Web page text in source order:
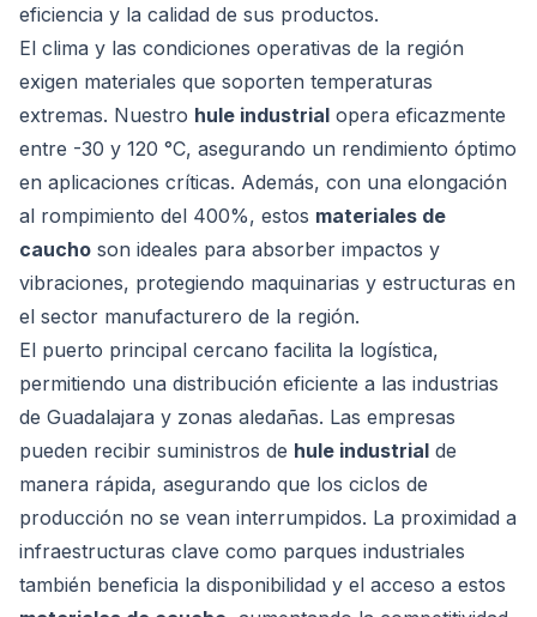
eficiencia y la calidad de sus productos.
El clima y las condiciones operativas de la región
exigen materiales que soporten temperaturas
extremas. Nuestro hule industrial opera eficazmente
entre -30 y 120 °C, asegurando un rendimiento óptimo
en aplicaciones críticas. Además, con una elongación
al rompimiento del 400%, estos materiales de
caucho son ideales para absorber impactos y
vibraciones, protegiendo maquinarias y estructuras en
el sector manufacturero de la región.
El puerto principal cercano facilita la logística,
permitiendo una distribución eficiente a las industrias
de Guadalajara y zonas aledañas. Las empresas
pueden recibir suministros de hule industrial de
manera rápida, asegurando que los ciclos de
producción no se vean interrumpidos. La proximidad a
infraestructuras clave como parques industriales
también beneficia la disponibilidad y el acceso a estos